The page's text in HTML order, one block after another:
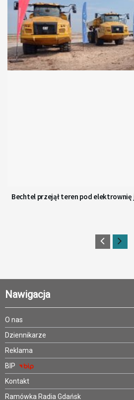
Bechtel przejął teren pod
Nawigacja
O nas
Dziennikarze
Reklama
BIP
Kontakt
Ramówka Radia Gdańsk